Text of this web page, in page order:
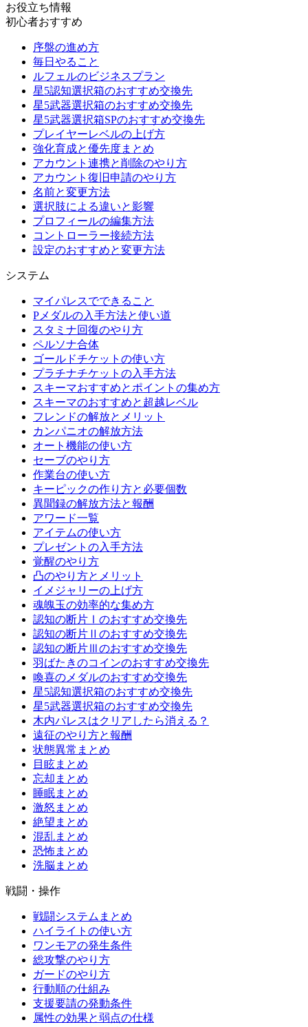
お役立ち情報
初心者おすすめ
序盤の進め方
毎日やること
ルフェルのビジネスプラン
星5認知選択箱のおすすめ交換先
星5武器選択箱のおすすめ交換先
星5武器選択箱SPのおすすめ交換先
プレイヤーレベルの上げ方
強化育成と優先度まとめ
アカウント連携と削除のやり方
アカウント復旧申請のやり方
名前と変更方法
選択肢による違いと影響
プロフィールの編集方法
コントローラー接続方法
設定のおすすめと変更方法
システム
マイパレスでできること
Pメダルの入手方法と使い道
スタミナ回復のやり方
ペルソナ合体
ゴールドチケットの使い方
プラチナチケットの入手方法
スキーマおすすめとポイントの集め方
スキーマのおすすめと超越レベル
フレンドの解放とメリット
カンパニオの解放方法
オート機能の使い方
セーブのやり方
作業台の使い方
キーピックの作り方と必要個数
異聞録の解放方法と報酬
アワード一覧
アイテムの使い方
プレゼントの入手方法
覚醒のやり方
凸のやり方とメリット
イメジャリーの上げ方
魂魄玉の効率的な集め方
認知の断片Ⅰのおすすめ交換先
認知の断片Ⅱのおすすめ交換先
認知の断片Ⅲのおすすめ交換先
羽ばたきのコインのおすすめ交換先
喚喜のメダルのおすすめ交換先
星5認知選択箱のおすすめ交換先
星5武器選択箱のおすすめ交換先
木内パレスはクリアしたら消える？
遠征のやり方と報酬
状態異常まとめ
目眩まとめ
忘却まとめ
睡眠まとめ
激怒まとめ
絶望まとめ
混乱まとめ
恐怖まとめ
洗脳まとめ
戦闘・操作
戦闘システムまとめ
ハイライトの使い方
ワンモアの発生条件
総攻撃のやり方
ガードのやり方
行動順の仕組み
支援要請の発動条件
属性の効果と弱点の仕様